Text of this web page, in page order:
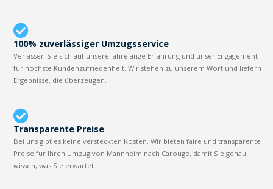
100% zuverlässiger Umzugsservice
Verlassen Sie sich auf unsere jahrelange Erfahrung und unser Engagement
für höchste Kundenzufriedenheit. Wir stehen zu unserem Wort und liefern
Ergebnisse, die überzeugen.
Transparente Preise
Bei uns gibt es keine versteckten Kosten. Wir bieten faire und transparente
Preise für Ihren Umzug von Mannheim nach Carouge, damit Sie genau
wissen, was Sie erwartet.